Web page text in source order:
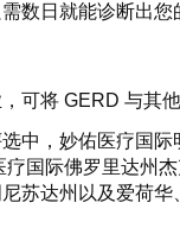
数日就能诊断出
可将 GERD 与其
中，妙佑医疗国
国际佛罗里达州
苏达州以及爱荷